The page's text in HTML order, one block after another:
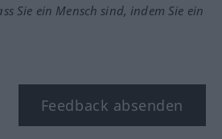
Sie ein Mensch sind, indem Sie ein
Feedback absenden